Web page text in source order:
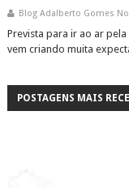
Blog Adalberto Gomes
Prevista para ir ao ar
vem criando muita
POSTAGENS MAIS